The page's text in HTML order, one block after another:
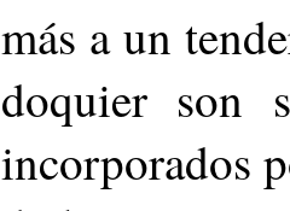
más a un
doquier son
incorporados